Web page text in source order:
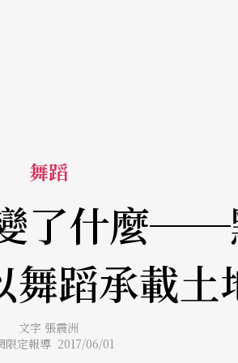
舞蹈
了什麼
舞蹈承載土
文字 張震洲
限定報導 2017/06/01